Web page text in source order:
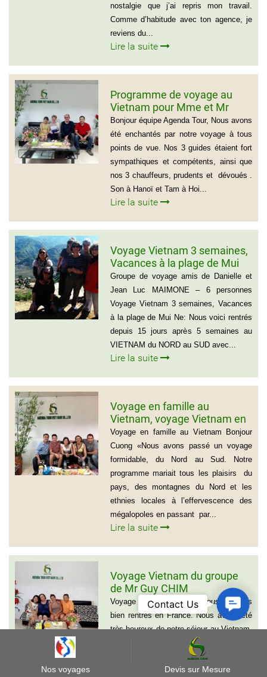
nostalgie que j’ai repris mon travail.
Comme d’habitude avec ton agence, je
reviens du...
Lire la suite
Programme de voyage au
Vietnam pour Mme et Mr
BOUVART
Bonjour équipe Agenda Tour, Nous avons
été enchantés par notre voyage à tous
points de vue. Nos 3 guides étaient fort
sympathiques et compétents, ainsi que
nos 3 chauffeurs, prudents et dévoués .
Son à Hanoï et Tam à Hoi...
Lire la suite
Voyage Vietnam 3 semaines,
Vacances à la plage de Mui
Ne
Groupe de voyage amis de Danielle et
Jean Luc MAIMONE – 6 personnes
Voyage Vietnam 3 semaines, Vacances
à la plage de Mui Ne: Nous voici rentrés
depuis 15 jours après 5 semaines au
VIETNAM du NORD au SUD avec...
Lire la suite
Voyage en famille au
Vietnam, voyage Vietnam en
famille de 15 jours, La famille
Edouard, Tele: 0612011750
Voyage en famille au Vietnam Bonjour
Cuong «Nous avons passé un voyage
formidable, du Nord au Sud. Notre
programme mariait tous les plaisirs du
pays, des montagnes du Nord et les
ethnies locales à l’effervescence des
mégalopoles en passant par...
Lire la suite
Voyage Vietnam du groupe
de Mr Guy CHIM
Voyage Vietnam Bonjour, Nous sommes
bien rentrés en France. Nous avons été
très heureux de notre séjour au Vietnam.
Nous tenons à vous féliciter pour votre
organisation de notre circuit. Tous nos
transferts se sont bien passés et nous
Nos voyages Devis sur Mesure
Contact
Us
Contact Us